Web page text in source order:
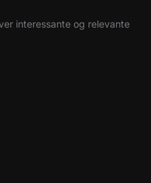
interessante og relevante